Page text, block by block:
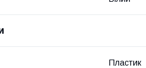
Пластик